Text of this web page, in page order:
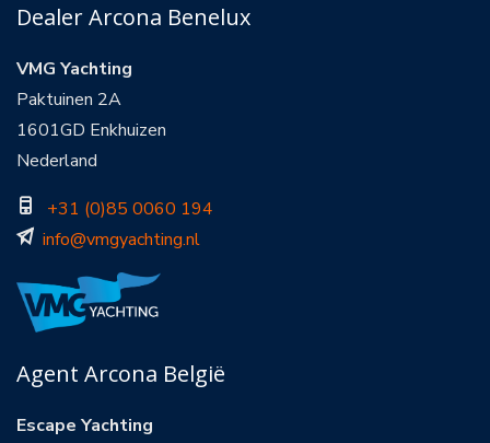
Dealer Arcona Benelux
VMG Yachting
Paktuinen 2A
1601GD Enkhuizen
Nederland
+31 (0)85 0060 194
info@vmgyachting.nl
Agent Arcona België
Escape Yachting